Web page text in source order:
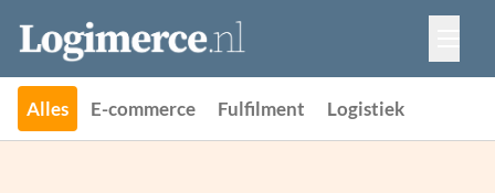
Vacatures
Events
Adverteren
Partners
Alles E-commerce Fulfilment Logistiek